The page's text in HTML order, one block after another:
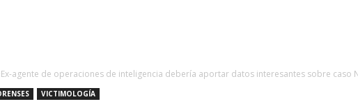
agente de operaciones de inteligencia debería aportar datos interesantes sobre caso
VICTIMOLOGÍA